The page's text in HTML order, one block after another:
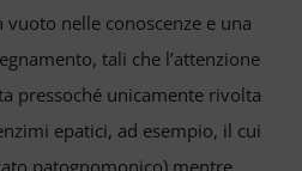
nelle conoscenze e una
tali che l’attenzione
pressoché unicamente rivolta
epatici, ad esempio, il cui